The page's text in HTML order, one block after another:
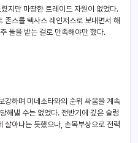
지만 마땅한 트레이드 자원이 없었다.
존스를 텍사스 레인저스로 보내면서 해
둘을 받는 걸로 만족해야만 했다.
강하며 미네소타와의 순위 싸움을 계속
해낼 수는 없었다. 전반기에 깊은 슬럼
살아나는 듯했으나, 손목부상으로 전력